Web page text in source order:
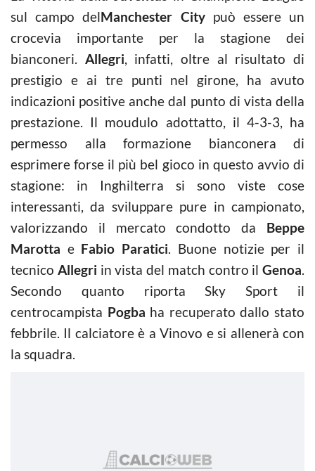
sul campo delManchester Citypuò essere un
crocevia importante per la stagione dei
bianconeri. Allegri, infatti, oltre al risultato di
prestigio e ai tre punti nel girone, ha avuto
indicazioni positive anche dal punto di vista della
prestazione. Il moudulo adottatto, il 4-3-3, ha
permesso alla formazione bianconera di
esprimere forse il più bel gioco in questo avvio di
stagione: in Inghilterra si sono viste cose
interessanti, da sviluppare pure in campionato,
valorizzando il mercato condotto da Beppe
Marotta eFabio Paratici. Buone notizie per il
tecnico Allegri in vista del match contro il Genoa.
Secondo quanto riporta Sky Sport il
centrocampista Pogba ha recuperato dallo stato
febbrile. Il calciatore è a Vinovo e si allenerà con
la squadra.